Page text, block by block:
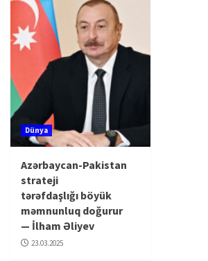
Dünya
Azərbaycan-Pakistan
strateji
tərəfdaşlığı böyük
məmnunluq doğurur
— İlham Əliyev
23.03.2025